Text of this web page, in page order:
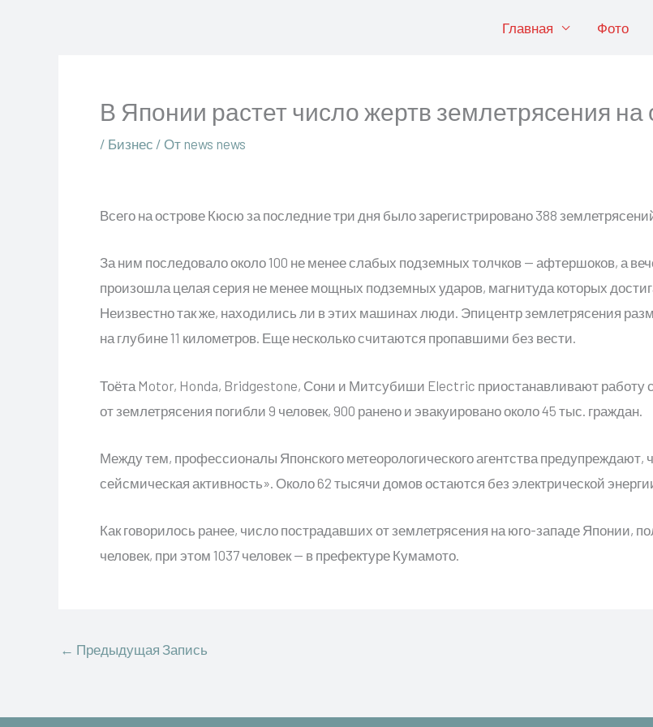
Главная Фото
В Японии растет число жертв землетрясения
/ Бизнес / От news news
Всего на острове Кюсю за последние три дня было зарегистрировано 388
За ним последовало около 100 не менее слабых подземных толчков — афтершоков, а
произошла целая серия не менее мощных подземных ударов, магнитуда которых
Неизвестно так же, находились ли в этих машинах люди. Эпицентр землетрясения
на глубине 11 километров. Еще несколько считаются пропавшими без вести.
Тоёта Motor, Honda, Bridgestone, Сони и Митсубиши Electric приостанавливают работу
от землетрясения погибли 9 человек, 900 ранено и эвакуировано около 45 тыс. граждан.
Между тем, профессионалы Японского метеорологического агентства
сейсмическая активность». Около 62 тысячи домов остаются без электрической
Как говорилось ранее, число пострадавших от землетрясения на юго-западе Японии,
человек, при этом 1037 человек — в префектуре Кумамото.
← Предыдущая Запись